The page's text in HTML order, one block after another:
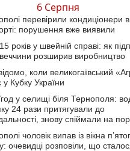
6 Серпня
перевірили кондиціонери в
порушення вже виявили
років у швейній справі: як
розширив виробництво
коли великогаївський
у Кубку України
у селищі біля Тернополя:
24 рази притягували до
знову спіймали на
чоловік випав із вікна
очевидці розповіли, що